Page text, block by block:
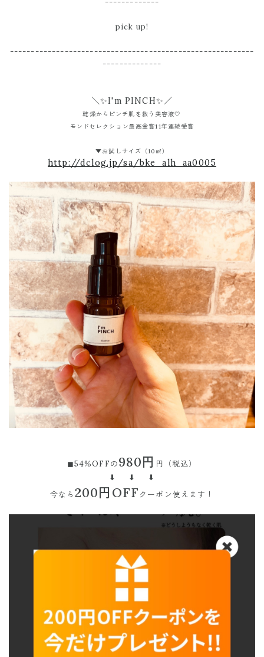
-------------
pick up!
----------------------------------------------------------
--------------
＼✨I'm PINCH✨／
乾燥からピンチ肌を救う美容液🤍
モンドセレクション最高金賞11年連続受賞
▼お試しサイズ（10㎖）
http://dclog.jp/sa/bke_alh_aa0005
◼︎54%OFFの980円 円（税込）
⬇︎ ⬇︎ ⬇︎
今なら200円OFF クーポン使えます！